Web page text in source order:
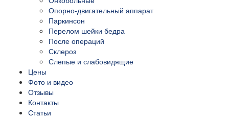
Опорно-двигательный аппарат
Паркинсон
Перелом шейки бедра
После операций
Склероз
Слепые и слабовидящие
Цены
Фото и видео
Отзывы
Контакты
Статьи